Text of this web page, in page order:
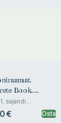
Book.
книга
sajandi
Conrete
in the 21st
€ Osta